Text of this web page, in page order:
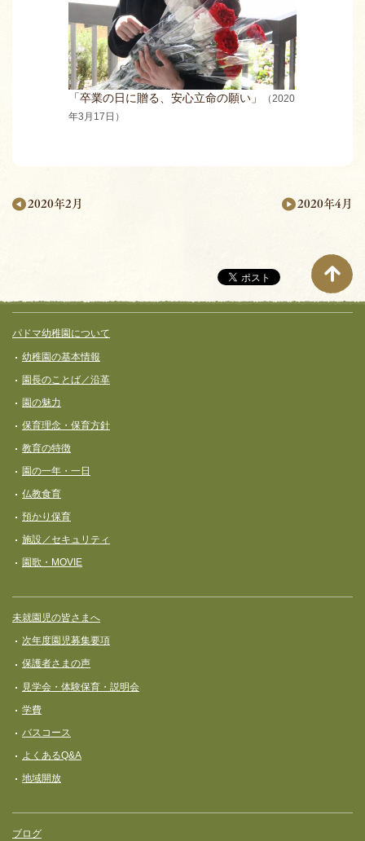
「卒業の日に贈る、安心立命の願い」
（2020
年3月17日）
ペ
ー
ジ
ナ
ビ
ゲ
ー
シ
ョ
ン
2020年2月 2020年4月
フッターコンテンツ
パドマ幼稚園について
幼稚園の基本情報
園長のことば／沿革
園の魅力
保育理念・保育⽅針
教育の特徴
園の一年・一日
仏教食育
預かり保育
施設／セキュリティ
園歌・MOVIE
未就園児の皆さまへ
次年度園児募集要項
保護者さまの声
見学会・体験保育・説明会
学費
バスコース
よくあるQ&A
地域開放
ブログ